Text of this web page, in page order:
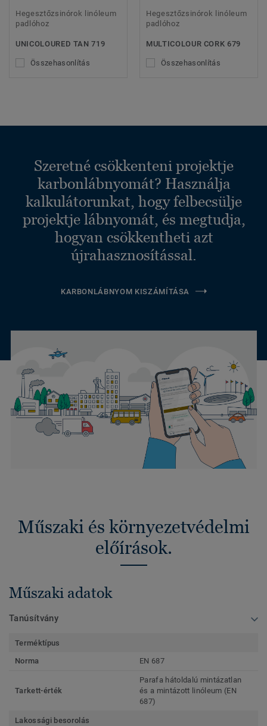
Hegesztőzsinórok linóleum
padlóhoz
UNICOLOURED TAN 719
Összehasonlítás
Hegesztőzsinórok linóleum
padlóhoz
MULTICOLOUR CORK 679
Összehasonlítás
Szeretné csökkenteni projektje
karbonlábnyomát? Használja
kalkulátorunkat, hogy felbecsülje
projektje lábnyomát, és megtudja,
hogyan csökkentheti azt
újrahasznosítással.
KARBONLÁBNYOM KISZÁMÍTÁSA
Műszaki és környezetvédelmi
előírások.
Műszaki adatok
Tanúsítvány
Terméktípus
Norma
EN 687
Tarkett-érték
Parafa hátoldalú mintázatlan
és a mintázott linóleum (EN
687)
Lakossági besorolás